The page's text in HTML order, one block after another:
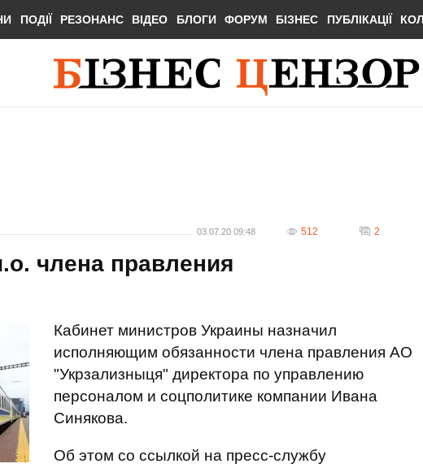
ПОДІЇ РЕЗОНАНС ВІДЕО БЛОГИ ФОРУМ БІЗНЕС ПУБЛІКАЦІЇ
03.07.20 09:48 512 2
члена правления
Кабинет министров Украины назначил
исполняющим обязанности члена правления АО
"Укрзализныця" директора по управлению
персоналом и соцполитике компании Ивана
Синякова.
Об этом со ссылкой на пресс-службу